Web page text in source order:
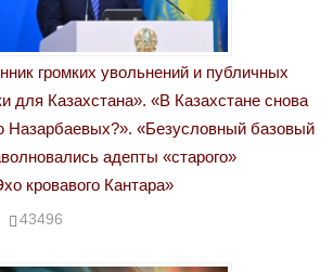
громких увольнений и публичных
для Казахстана». «В Казахстане снова
«Безусловный базовый
адепты «старого»
кровавого Кантара»
43496